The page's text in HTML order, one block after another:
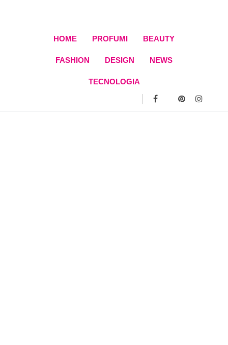
HOME PROFUMI BEAUTY
FASHION DESIGN NEWS
TECNOLOGIA